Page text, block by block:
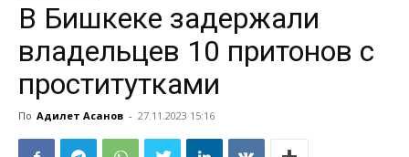
В Бишкеке задержали
владельцев 10 притонов с
проститутками
По Адилет Асанов - 27.11.2023 15:16